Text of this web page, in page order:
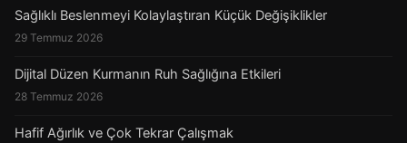
Sağlıklı Beslenmeyi Kolaylaştıran Küçük Değişiklikler
29 Temmuz 2026
Dijital Düzen Kurmanın Ruh Sağlığına Etkileri
28 Temmuz 2026
Hafif Ağırlık ve Çok Tekrar Çalışmak